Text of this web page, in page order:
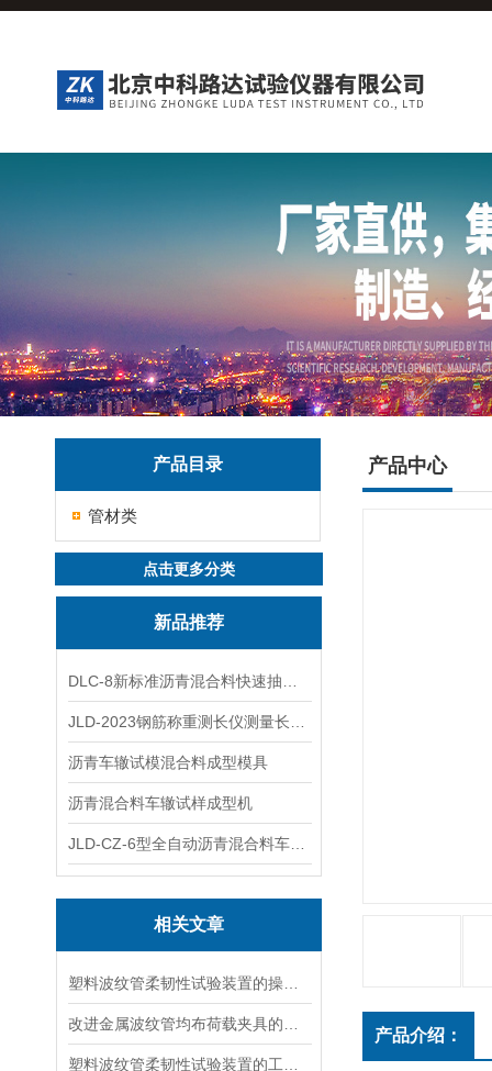
产品目录
管材类
点击更多分类
新品推荐
沥青车辙试模混合料成型模具
沥青混合料车辙试样成型机
相关文章
产品中心
产品介绍：